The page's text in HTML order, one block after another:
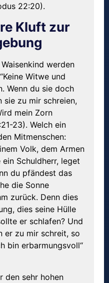
22:20).
Kluft zur
werden
Witwe und
Wenn du sie doch
sie zu mir schreien,
mein Zorn
23). Welch ein
Mitmenschen:
Volk, dem Armen
Schuldherr, leget
du pfändest das
die Sonne
zurück. Denn dies
dies seine Hülle
er schlafen? Und
er zu mir schreit, so
bin erbarmungsvoll“
den sehr hohen